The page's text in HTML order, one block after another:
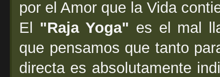
por el Amor que la Vida
El "Raja Yoga" es el mal
que pensamos que tanto
directa es absolutamente